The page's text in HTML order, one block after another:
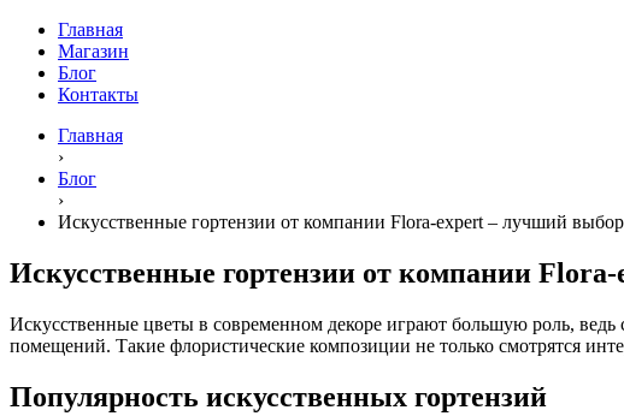
Главная
Магазин
Блог
Контакты
Главная
›
Блог
›
Искусственные гортензии от компании Flora-expert – лучший выбор
Искусственные гортензии от компании
Искусственные цветы в современном декоре играют большую роль,
помещений. Такие флористические композиции не только смотрятся
Популярность искусственных гортензий